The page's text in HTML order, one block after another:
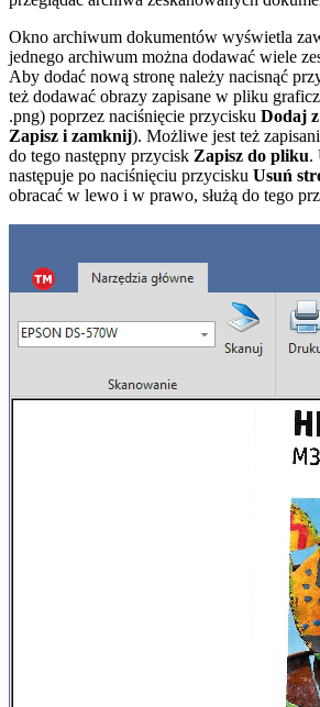
Okno archiwum dokumentów wyświetla
jednego archiwum można dodawać wiele
Aby dodać nową stronę należy nacisnąć
też dodawać obrazy zapisane w pliku
.png) poprzez naciśnięcie przycisku Dodaj
Zapisz i zamknij). Możliwe jest też
do tego następny przycisk Zapisz do pliku.
następuje po naciśnięciu przycisku Usuń
obracać w lewo i w prawo, służą do tego